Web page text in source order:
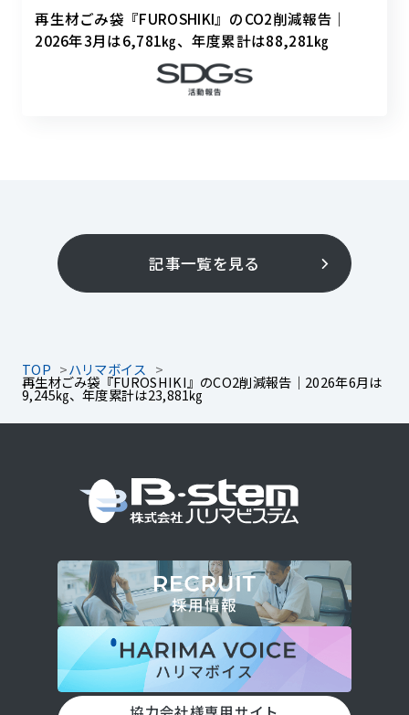
再生材ごみ袋『FUROSHIKI』のCO2削減報告｜
2026年3月は6,781㎏、年度累計は88,281㎏
記事一覧を見る
TOP ハリマボイス
再生材ごみ袋『FUROSHIKI』のCO2削減報告｜2026年6月は
9,245㎏、年度累計は23,881㎏